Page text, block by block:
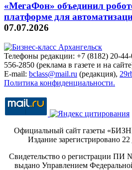
«МегаФон» объединил
платформе для
07.07.2026
Телефоны редакции: +7 (8182) 20-
556-2850 (реклама в газете и на
E-mail: bclass@mail.ru (редакция),
Политика конфиденциальности.
Официальный сайт газеты
Издание зарегистрировано 22
Свидетельство о регистрации ПИ
выдано Управлением